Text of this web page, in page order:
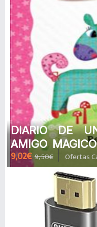
DIARIO DE
AMIGO
ELLIOT
9,02€ 9,50€ Ofertas